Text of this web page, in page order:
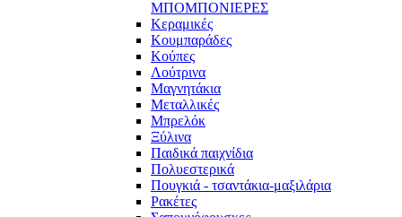
ΜΠΟΜΠΟΝΙΕΡΕΣ
Κεραμικές
Κουμπαράδες
Κούπες
Λούτρινα
Μαγνητάκια
Μεταλλικές
Μπρελόκ
Ξύλινα
Παιδικά παιχνίδια
Πολυεστερικά
Πουγκιά - τσαντάκια-μαξιλάρια
Ρακέτες